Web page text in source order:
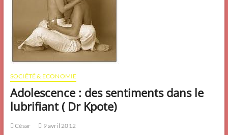
SOCIÉTÉ & ECONOMIE
Adolescence : des sentiments dans le
lubrifiant ( Dr Kpote)
César
9 avril 2012